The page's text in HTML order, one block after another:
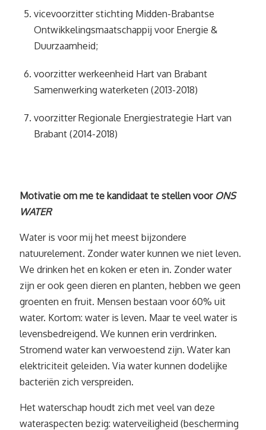
vicevoorzitter stichting Midden-Brabantse
Ontwikkelingsmaatschappij voor Energie &
Duurzaamheid;
voorzitter werkeenheid Hart van Brabant
Samenwerking waterketen (2013-2018)
voorzitter Regionale Energiestrategie Hart van
Brabant (2014-2018)
Motivatie om me te kandidaat te stellen voor ONS
WATER
Water is voor mij het meest bijzondere
natuurelement. Zonder water kunnen we niet leven.
We drinken het en koken er eten in. Zonder water
zijn er ook geen dieren en planten, hebben we geen
groenten en fruit. Mensen bestaan voor 60% uit
water. Kortom: water is leven. Maar te veel water is
levensbedreigend. We kunnen erin verdrinken.
Stromend water kan verwoestend zijn. Water kan
elektriciteit geleiden. Via water kunnen dodelijke
bacteriën zich verspreiden.
Het waterschap houdt zich met veel van deze
wateraspecten bezig: waterveiligheid (bescherming